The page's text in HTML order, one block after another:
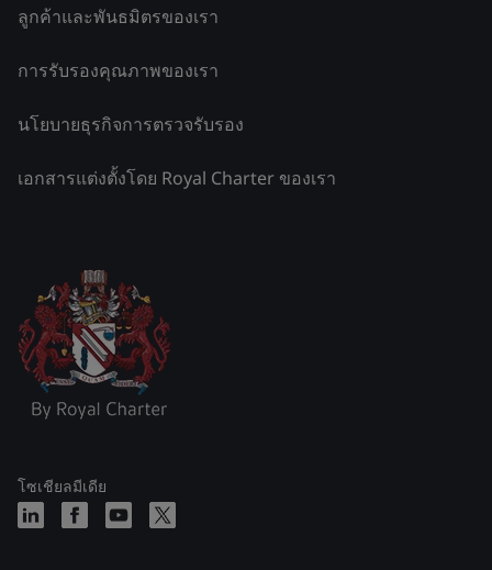
ลูกค้าและพันธมิตรของเรา
การรับรองคุณภาพของเรา
นโยบายธุรกิจการตรวจรับรอง
เอกสารแต่งตั้งโดย Royal Charter ของเรา
โซเชียลมีเดีย